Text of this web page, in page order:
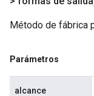
Método de fábrica
Parámetros
alcance